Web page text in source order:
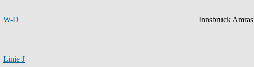
W-D Innsbruck Amras
Linie J